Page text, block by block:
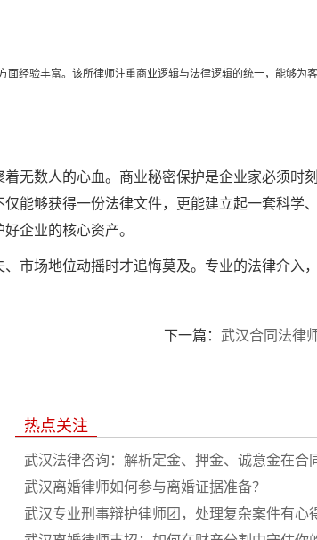
经验丰富。该所律师注重商业逻辑与法律逻辑的统一，能够为
无数人的心血。商业秘密保护是企业家必须时
能够获得一份法律文件，更能建立起一套科学
企业的核心资产。
市场地位动摇时才追悔莫及。专业的法律介入
武汉合同法律
下一篇：
热点关注
武汉法律咨询：解析定金、押金、诚意金在合
武汉离婚律师如何参与离婚证据准备？
武汉专业刑事辩护律师团，处理复杂案件有心